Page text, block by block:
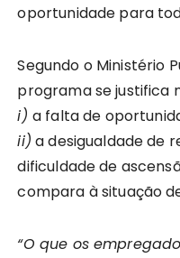
oportunidade para
Segundo o Ministério
programa se justifica
i) a falta de
ii) a desigualdade de
dificuldade de
compara à situação
“O que os